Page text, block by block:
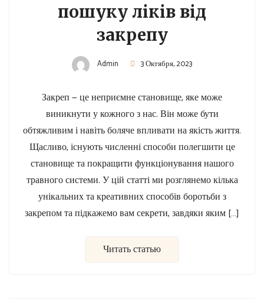
пошуку ліків від
закрепу
Admin 3 Октября, 2023
Закреп — це неприємне становище, яке може
виникнути у кожного з нас. Він може бути
обтяжливим і навіть боляче впливати на якість життя.
Щасливо, існують численні способи полегшити це
становище та покращити функціонування нашого
травного системи. У цій статті ми розглянемо кілька
унікальних та креативних способів боротьби з
закрепом та підкажемо вам секрети, завдяки яким […]
Читать статью